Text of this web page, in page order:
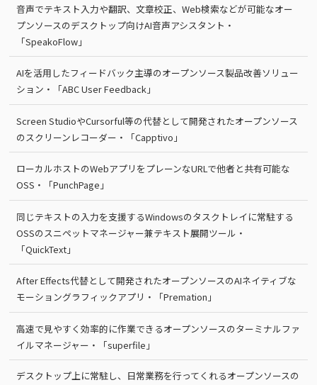
音声でテキスト入力や翻訳、文章校正、Web検索などが可能なオー
プンソースのデスクトップ向けAI音声アシスタント・
「SpeakoFlow」
AIを活用したフィードバック主導のオープンソース製品改善ソリュー
ション・「ABC User Feedback」
Screen StudioやCursorful等の代替として開発されたオープンソース
のスクリーンレコーダー・「Capptivo」
ローカルホストのWebアプリをプレーンなURLで他者と共有可能な
OSS・「PunchPage」
同じテキストの入力を支援するWindowsのタスクトレイに常駐する
OSSのスニペットマネージャー兼テキスト展開ツール・
「QuickText」
After Effects代替として開発されたオープンソースのAIネイティブな
モーショングラフィックアプリ・「Premation」
高速で見やすく効率的に作業できるオープンソースのターミナルファ
イルマネージャー・「superfile」
デスクトップ上に常駐し、日常業務を行ってくれるオープンソースの